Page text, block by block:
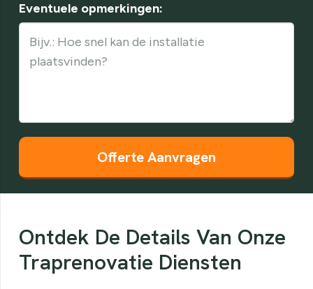
Eventuele opmerkingen:
Ontdek De Details Van Onze
Traprenovatie Diensten